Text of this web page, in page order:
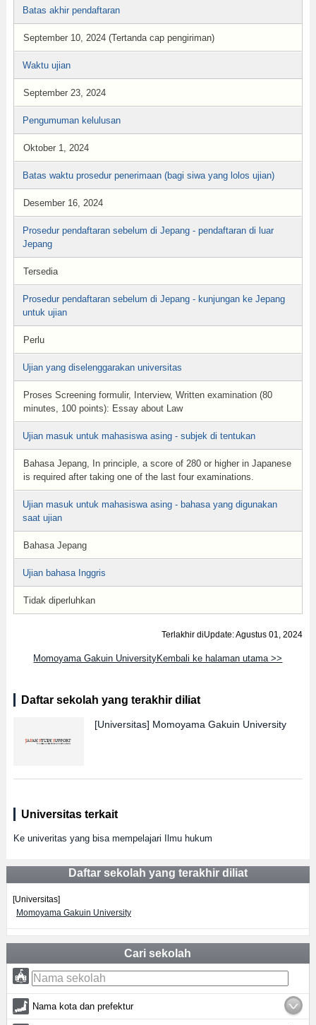
Batas akhir pendaftaran
September 10, 2024 (Tertanda cap pengiriman)
Waktu ujian
September 23, 2024
Pengumuman kelulusan
Oktober 1, 2024
Batas waktu prosedur penerimaan (bagi siwa yang lolos ujian)
Desember 16, 2024
Prosedur pendaftaran sebelum di Jepang - pendaftaran di luar
Jepang
Tersedia
Prosedur pendaftaran sebelum di Jepang - kunjungan ke Jepang
untuk ujian
Perlu
Ujian yang diselenggarakan universitas
Proses Screening formulir, Interview, Written examination (80
minutes, 100 points): Essay about Law
Ujian masuk untuk mahasiswa asing - subjek di tentukan
Bahasa Jepang, In principle, a score of 280 or higher in Japanese
is required after taking one of the last four examinations.
Ujian masuk untuk mahasiswa asing - bahasa yang digunakan
saat ujian
Bahasa Jepang
Ujian bahasa Inggris
Tidak diperluhkan
Terlakhir diUpdate: Agustus 01, 2024
Momoyama Gakuin UniversityKembali ke halaman utama >>
Daftar sekolah yang terakhir diliat
[Universitas] Momoyama Gakuin University
Universitas terkait
Ke univeritas yang bisa mempelajari Ilmu hukum
Daftar sekolah yang terakhir diliat
[Universitas]
Momoyama Gakuin University
Cari sekolah
Nama kota dan prefektur